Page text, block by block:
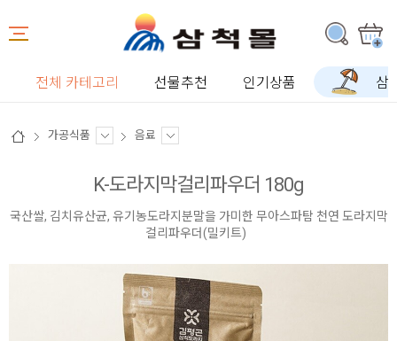
전체 카테고리 선물추천 인기상품 삼
가공식품 음료
K-도라지막걸리파우더 180g
국산쌀, 김치유산균, 유기농도라지분말을 가미한 무아스파탐 천연 도라지막
걸리파우더(밀키트)